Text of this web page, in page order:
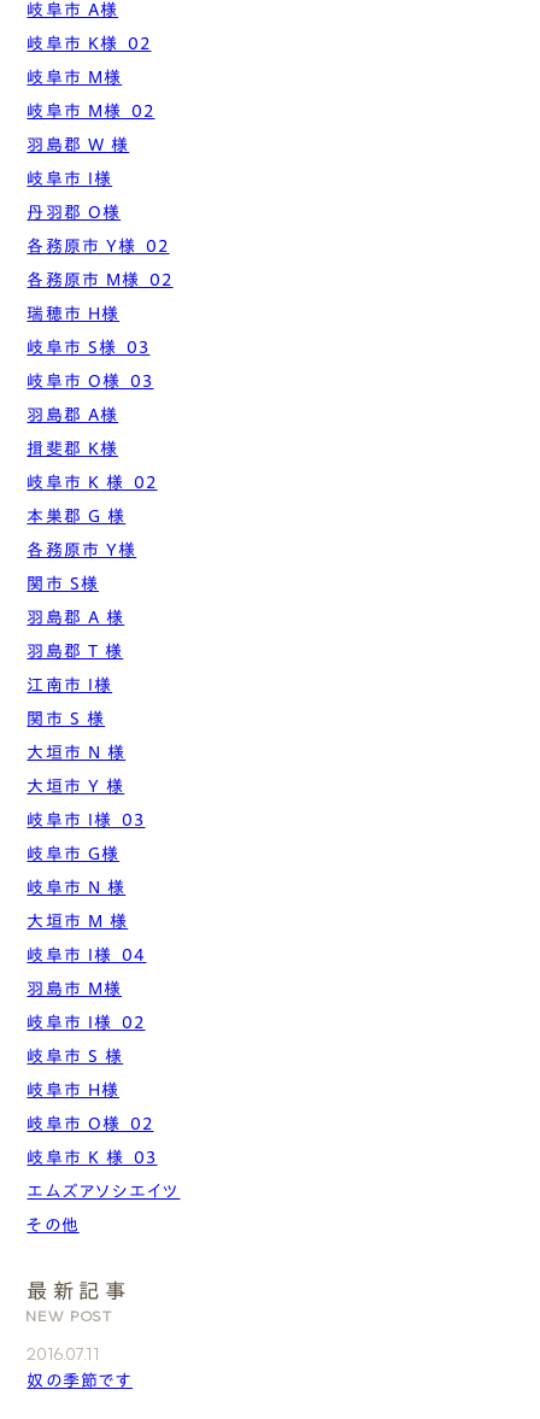
岐阜市 A様
岐阜市 K様_02
岐阜市 M様
岐阜市 M様_02
羽島郡 W 様
岐阜市 I様
丹羽郡 O様
各務原市 Y様_02
各務原市 M様_02
瑞穂市 H様
岐阜市 S様_03
岐阜市 O様_03
羽島郡 A様
揖斐郡 K様
岐阜市 K 様_02
本巣郡 G 様
各務原市 Y様
関市 S様
羽島郡 A 様
羽島郡 T 様
江南市 I様
関市 S 様
大垣市 N 様
大垣市 Y 様
岐阜市 I様_03
岐阜市 G様
岐阜市 N 様
大垣市 M 様
岐阜市 I様_04
羽島市 M様
岐阜市 I様_02
岐阜市 S 様
岐阜市 H様
岐阜市 O様_02
岐阜市 K 様_03
エムズアソシエイツ
その他
最新記事
NEW POST
2016.07.11
奴の季節です